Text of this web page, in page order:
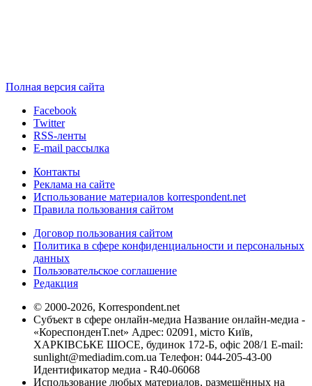
Полная версия сайта
Facebook
Twitter
RSS-ленты
E-mail рассылка
Контакты
Реклама на сайте
Использование материалов korrespondent.net
Правила пользования сайтом
Договор пользования сайтом
Политика в сфере конфиденциальности и персональных
данных
Пользовательское соглашение
Редакция
© 2000-2026, Korrespondent.net
Субъект в сфере онлайн-медиа Название онлайн-медиа -
«КореспонденТ.net» Адрес: 02091, місто Київ,
ХАРКІВСЬКЕ ШОСЕ, будинок 172-Б, офіс 208/1 E-mail:
sunlight@mediadim.com.ua Телефон: 044-205-43-00
Идентификатор медиа - R40-06068
Использование любых материалов, размещённых на